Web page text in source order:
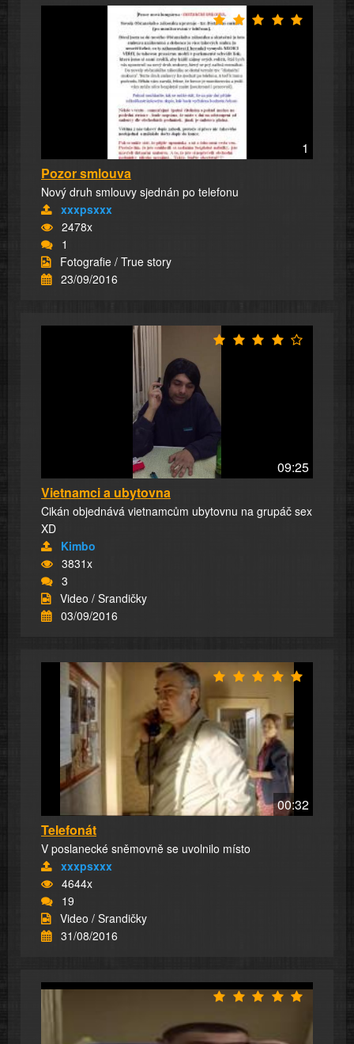
1
Pozor smlouva
Nový druh smlouvy sjednán po telefonu
xxxpsxxx
2478x
1
Fotografie / True story
23/09/2016
09:25
Vietnamci a ubytovna
Cikán objednává vietnamcům ubytovnu na grupáč sex
XD
Kimbo
3831x
3
Video / Srandičky
03/09/2016
00:32
Telefonát
V poslanecké sněmovně se uvolnilo místo
xxxpsxxx
4644x
19
Video / Srandičky
31/08/2016